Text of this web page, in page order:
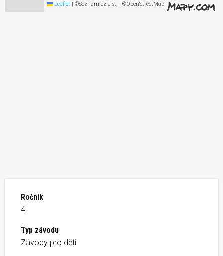
Leaflet | ©Seznam.cz a.s., | ©OpenStreetMap
Ročník
4
Typ závodu
Závody pro děti